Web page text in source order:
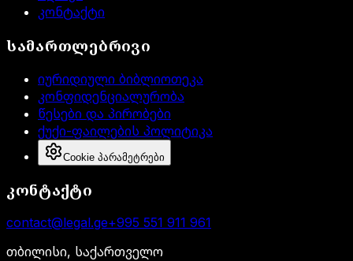
კონტაქტი
სამართლებრივი
იურიდიული ბიბლიოთეკა
კონფიდენციალურობა
წესები და პირობები
ქუქი-ფაილების პოლიტიკა
Cookie პარამეტრები
კონტაქტი
contact@legal.ge+995 551 911 961
თბილისი, საქართველო